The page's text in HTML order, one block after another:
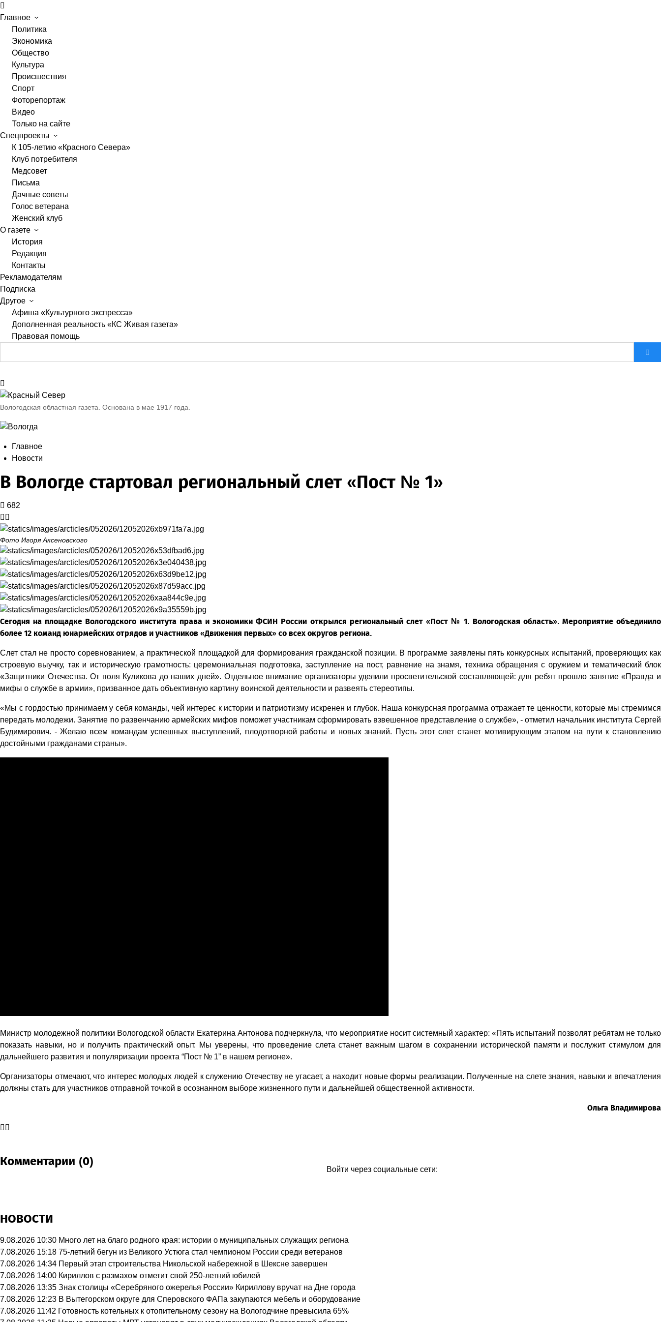
Главное
Политика
Экономика
Общество
Культура
Происшествия
Спорт
Фоторепортаж
Видео
Только на сайте
Спецпроекты
К 105-летию «Красного Севера»
Клуб потребителя
Медсовет
Письма
Дачные советы
Голос ветерана
Женский клуб
О газете
История
Редакция
Контакты
Рекламодателям
Подписка
Другое
Афиша «Культурного экспресса»
Дополненная реальность «КС Живая газета»
Правовая помощь
Вологодская областная газета. Основана в мае 1917 года.
Главное
Новости
В Вологде стартовал региональный слет «Пост № 1»
682
Фото Игоря Аксеновского
Сегодня на площадке Вологодского института права и экономики ФСИН России открылся региональный слет «Пост № 1. Вологодская область». Мероприятие объединило
более 12 команд юнармейских отрядов и участников «Движения первых» со всех округов региона.
Слет стал не просто соревнованием, а практической площадкой для формирования гражданской позиции. В программе заявлены пять конкурсных испытаний, проверяющих как
строевую выучку, так и историческую грамотность: церемониальная подготовка, заступление на пост, равнение на знамя, техника обращения с оружием и тематический блок
«Защитники Отечества. От поля Куликова до наших дней». Отдельное внимание организаторы уделили просветительской составляющей: для ребят прошло занятие «Правда и
мифы о службе в армии», призванное дать объективную картину воинской деятельности и развеять стереотипы.
«Мы с гордостью принимаем у себя команды, чей интерес к истории и патриотизму искренен и глубок. Наша конкурсная программа отражает те ценности, которые мы стремимся
передать молодежи. Занятие по развенчанию армейских мифов поможет участникам сформировать взвешенное представление о службе», - отметил начальник института Сергей
Будимирович. - Желаю всем командам успешных выступлений, плодотворной работы и новых знаний. Пусть этот слет станет мотивирующим этапом на пути к становлению
достойными гражданами страны».
Министр молодежной политики Вологодской области Екатерина Антонова подчеркнула, что мероприятие носит системный характер: «Пять испытаний позволят ребятам не только
показать навыки, но и получить практический опыт. Мы уверены, что проведение слета станет важным шагом в сохранении исторической памяти и послужит стимулом для
дальнейшего развития и популяризации проекта “Пост № 1” в нашем регионе».
Организаторы отмечают, что интерес молодых людей к служению Отечеству не угасает, а находит новые формы реализации. Полученные на слете знания, навыки и впечатления
должны стать для участников отправной точкой в осознанном выборе жизненного пути и дальнейшей общественной активности.
Ольга Владимирова
Комментарии (0)
Войти через социальные сети:
НОВОСТИ
9.08.2026 10:30 Много лет на благо родного края: истории о муниципальных служащих региона
7.08.2026 15:18 75-летний бегун из Великого Устюга стал чемпионом России среди ветеранов
7.08.2026 14:34 Первый этап строительства Никольской набережной в Шексне завершен
7.08.2026 14:00 Кириллов с размахом отметит свой 250-летний юбилей
7.08.2026 13:35 Знак столицы «Серебряного ожерелья России» Кириллову вручат на Дне города
7.08.2026 12:23 В Вытегорском округе для Сперовского ФАПа закупаются мебель и оборудование
7.08.2026 11:42 Готовность котельных к отопительному сезону на Вологодчине превысила 65%